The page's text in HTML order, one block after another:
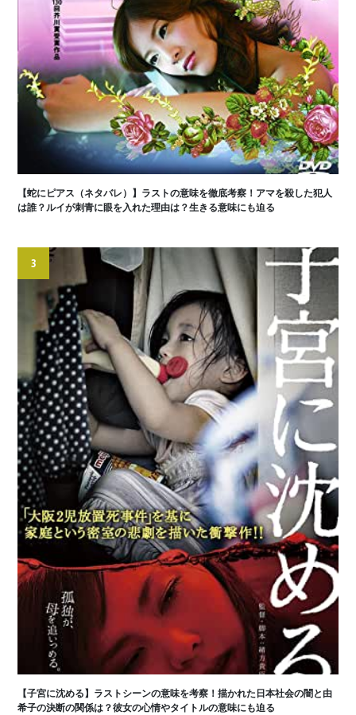
【蛇にピアス（ネタバレ）】ラストの意味を徹底考察！アマを殺した犯人
は誰？ルイが刺青に眼を入れた理由は？生きる意味にも迫る
3
【子宮に沈める】ラストシーンの意味を考察！描かれた日本社会の闇と由
希子の決断の関係は？彼女の心情やタイトルの意味にも迫る